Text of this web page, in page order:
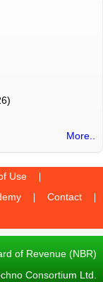
More..
Use
Contact
of Revenue (NBR)
Consortium Ltd.